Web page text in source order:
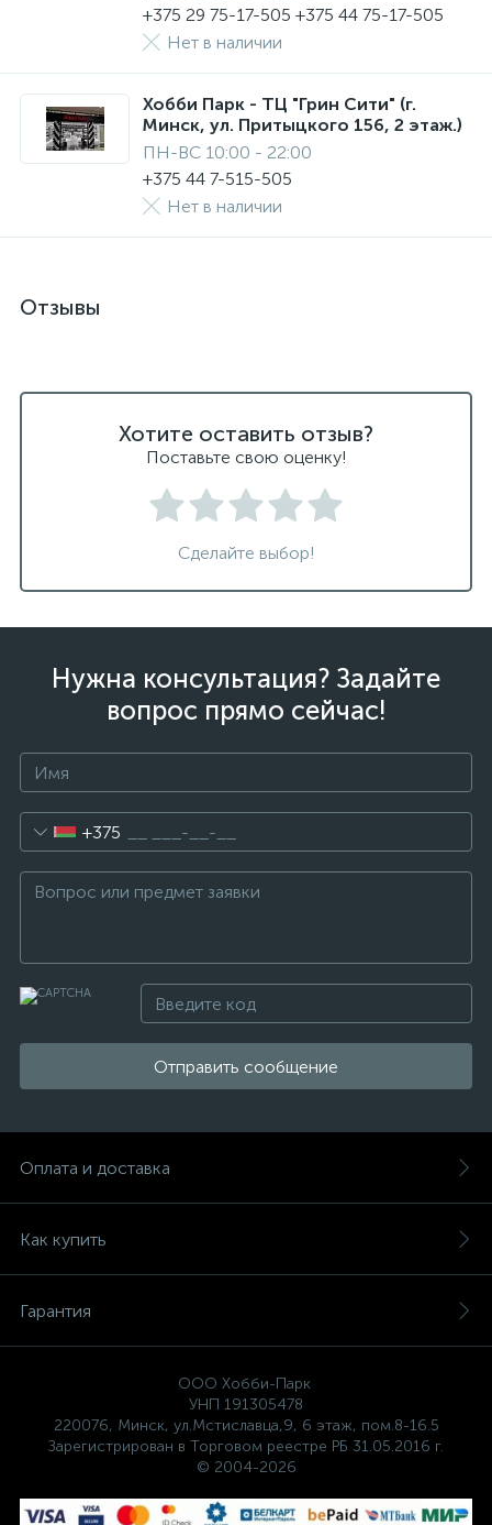
+375 29 75-17-505 +375 44 75-17-505
Нет в наличии
Хобби Парк - ТЦ "Грин Сити" (г.
Минск, ул. Притыцкого 156, 2 этаж.)
ПН-ВС 10:00 - 22:00
+375 44 7-515-505
Нет в наличии
Отзывы
Хотите оставить отзыв?
Поставьте свою оценку!
Сделайте выбор!
Нужна консультация? Задайте
вопрос прямо сейчас!
+375
Отправить сообщение
Оплата и доставка
Как купить
Гарантия
ООО Хобби-Парк
УНП 191305478
220076, Минск, ул.Мстиславца,9, 6 этаж, пом.8-16.5
Зарегистрирован в Торговом реестре РБ 31.05.2016 г.
© 2004-2026